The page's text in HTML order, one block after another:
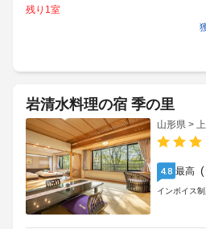
残り1室
岩清水料理の宿 季の里
山形県 >
4.8 最高
インボイス